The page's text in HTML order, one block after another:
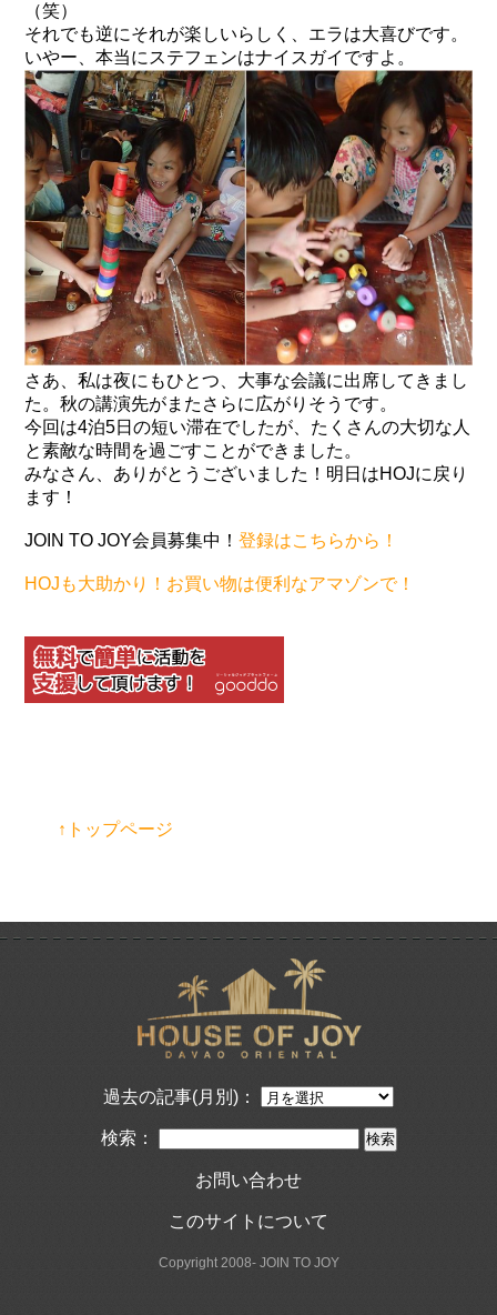
（笑）
それでも逆にそれが楽しいらしく、エラは大喜びです。
いやー、本当にステフェンはナイスガイですよ。
さあ、私は夜にもひとつ、大事な会議に出席してきまし
た。秋の講演先がまたさらに広がりそうです。
今回は4泊5日の短い滞在でしたが、たくさんの大切な人
と素敵な時間を過ごすことができました。
みなさん、ありがとうございました！明日はHOJに戻り
ます！
JOIN TO JOY会員募集中！登録はこちらから！
HOJも大助かり！お買い物は便利なアマゾンで！
↑トップページ
過去の記事(月別)：
検索：
お問い合わせ
このサイトについて
Copyright 2008- JOIN TO JOY